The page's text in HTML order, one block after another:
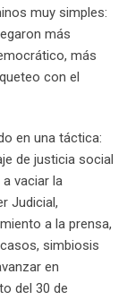
muy simples:
más
más
con el
en una táctica:
de justicia social
vaciar la
Judicial,
a la prensa,
simbiosis
en
del 30 de